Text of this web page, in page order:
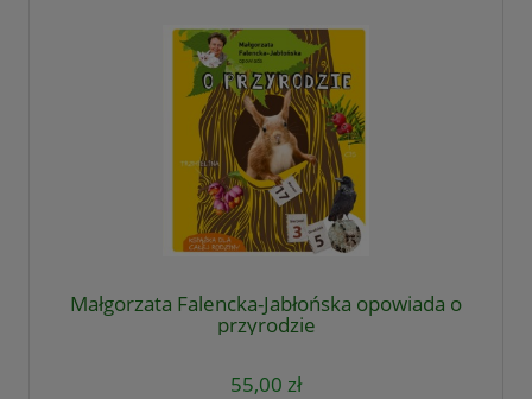
Małgorzata Falencka-Jabłońska opowiada o
przyrodzie
55,00 zł